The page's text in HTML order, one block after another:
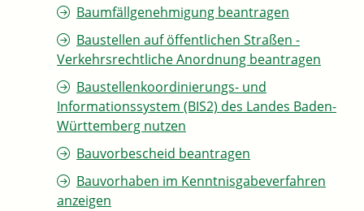
Baumfällgenehmigung beantragen
Baustellen auf öffentlichen Straßen -
Verkehrsrechtliche Anordnung beantragen
Baustellenkoordinierungs- und
Informationssystem (BIS2) des Landes Baden-
Württemberg nutzen
Bauvorbescheid beantragen
Bauvorhaben im Kenntnisgabeverfahren
anzeigen